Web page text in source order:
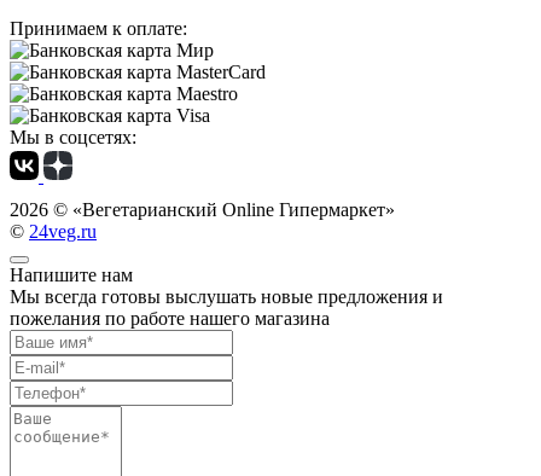
Принимаем к оплате:
Мы в соцсетях:
2026 © «Вегетарианский Online Гипермаркет»
© 24veg.ru
Напишите нам
Мы всегда готовы выслушать новые предложения и
пожелания по работе нашего магазина